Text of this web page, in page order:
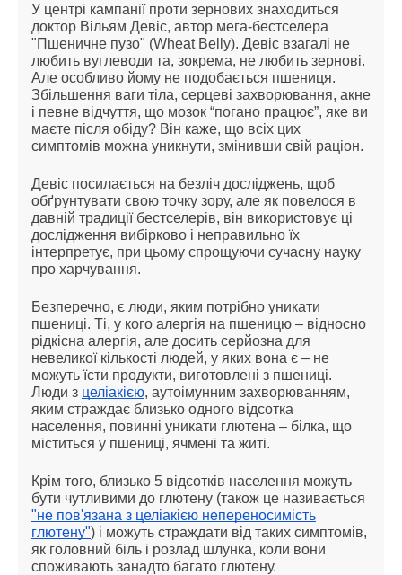
У центрі кампанії проти зернових знаходиться
доктор Вільям Девіс, автор мега-бестселера
"Пшеничне пузо" (Wheat Belly). Девіс взагалі не
любить вуглеводи та, зокрема, не любить зернові.
Але особливо йому не подобається пшениця.
Збільшення ваги тіла, серцеві захворювання, акне
і певне відчуття, що мозок “погано працює”, яке ви
маєте після обіду? Він каже, що всіх цих
симптомів можна уникнути, змінивши свій раціон.
Девіс посилається на безліч досліджень, щоб
обґрунтувати свою точку зору, але як повелося в
давній традиції бестселерів, він використовує ці
дослідження вибірково і неправильно їх
інтерпретує, при цьому спрощуючи сучасну науку
про харчування.
Безперечно, є люди, яким потрібно уникати
пшениці. Ті, у кого алергія на пшеницю – відносно
рідкісна алергія, але досить серйозна для
невеликої кількості людей, у яких вона є – не
можуть їсти продукти, виготовлені з пшениці.
Люди з целіакією, аутоімунним захворюванням,
яким страждає близько одного відсотка
населення, повинні уникати глютена – білка, що
міститься у пшениці, ячмені та житі.
Крім того, близько 5 відсотків населення можуть
бути чутливими до глютену (також це називається
"не пов'язана з целіакією непереносимість
глютену") і можуть страждати від таких симптомів,
як головний біль і розлад шлунка, коли вони
споживають занадто багато глютену.